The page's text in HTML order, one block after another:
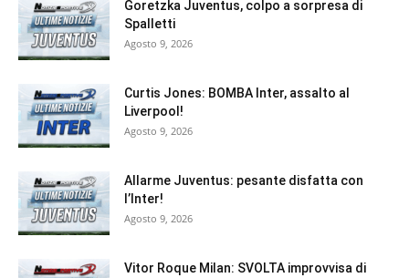
Goretzka Juventus, colpo a sorpresa di
Spalletti
Agosto 9, 2026
Curtis Jones: BOMBA Inter, assalto al
Liverpool!
Agosto 9, 2026
Allarme Juventus: pesante disfatta con
l’Inter!
Agosto 9, 2026
Vitor Roque Milan: SVOLTA improvvisa di